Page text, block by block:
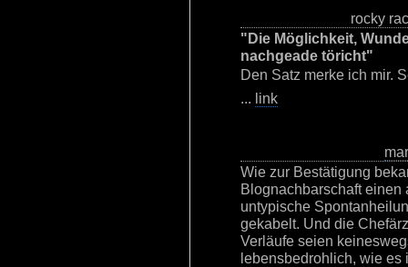
rocky
"Die Möglichkeit,
nachgeade töricht"
Den Satz merke ich mir.
... link
Wie zur Bestätigung
Blognachbarschaft einen
untypische
gekabelt. Und die
Verläufe seien
lebensbedrohlich, wie es